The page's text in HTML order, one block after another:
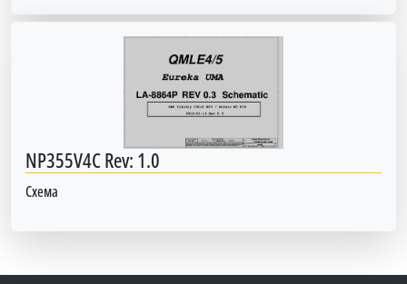
NP355V4C Rev: 1.0
Схема